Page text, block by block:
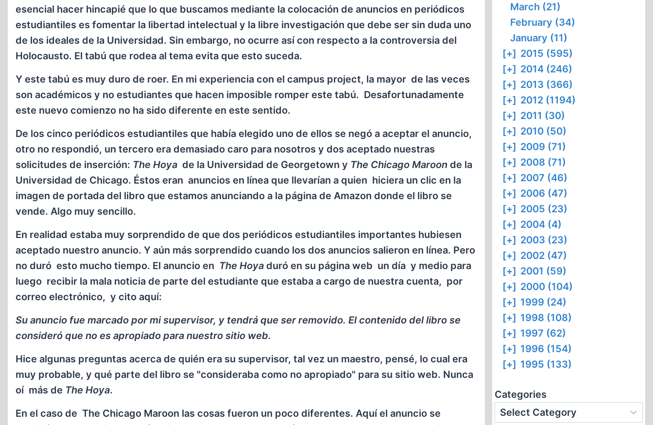
esencial hacer hincapié que lo que buscamos mediante la colocación de anuncios en periódicos
estudiantiles es fomentar la libertad intelectual y la libre investigación que debe ser sin duda uno
de los ideales de la Universidad. Sin embargo, no ocurre así con respecto a la controversia del
Holocausto. El tabú que rodea al tema evita que esto suceda.
Y este tabú es muy duro de roer. En mi experiencia con el campus project, la mayor de las veces
son académicos y no estudiantes que hacen imposible romper este tabú. Desafortunadamente
este nuevo comienzo no ha sido diferente en este sentido.
De los cinco periódicos estudiantiles que había elegido uno de ellos se negó a aceptar el anuncio,
otro no respondió, un tercero era demasiado caro para nosotros y dos aceptado nuestras
solicitudes de inserción: The Hoya de la Universidad de Georgetown y The Chicago Maroon de la
Universidad de Chicago. Éstos eran anuncios en línea que llevarían a quien hiciera un clic en la
imagen de portada del libro que estamos anunciando a la página de Amazon donde el libro se
vende. Algo muy sencillo.
En realidad estaba muy sorprendido de que dos periódicos estudiantiles importantes hubiesen
aceptado nuestro anuncio. Y aún más sorprendido cuando los dos anuncios salieron en línea. Pero
no duró esto mucho tiempo. El anuncio en The Hoya duró en su página web un día y medio para
luego recibir la mala noticia de parte del estudiante que estaba a cargo de nuestra cuenta, por
correo electrónico, y cito aquí:
Su anuncio fue marcado por mi supervisor, y tendrá que ser removido. El contenido del libro se
consideró que no es apropiado para nuestro sitio web.
Hice algunas preguntas acerca de quién era su supervisor, tal vez un maestro, pensé, lo cual era
muy probable, y qué parte del libro se "consideraba como no apropiado" para su sitio web. Nunca
oí más de The Hoya.
En el caso de The Chicago Maroon las cosas fueron un poco diferentes. Aquí el anuncio se
March (21)
February (34)
January (11)
[+] 2015 (595)
[+] 2014 (246)
[+] 2013 (366)
[+] 2012 (1194)
[+] 2011 (30)
[+] 2010 (50)
[+] 2009 (71)
[+] 2008 (71)
[+] 2007 (46)
[+] 2006 (47)
[+] 2005 (23)
[+] 2004 (4)
[+] 2003 (23)
[+] 2002 (47)
[+] 2001 (59)
[+] 2000 (104)
[+] 1999 (24)
[+] 1998 (108)
[+] 1997 (62)
[+] 1996 (154)
[+] 1995 (133)
Categories